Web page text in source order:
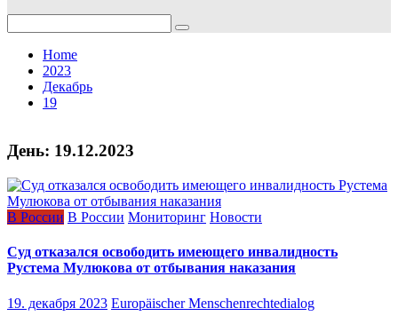
for:
Home
2023
Декабрь
19
День: 19.12.2023
В России В России Мониторинг Новости
Суд отказался освободить имеющего инвалидность
Рустема Мулюкова от отбывания наказания
19. декабря 2023 Europäischer Menschenrechtedialog